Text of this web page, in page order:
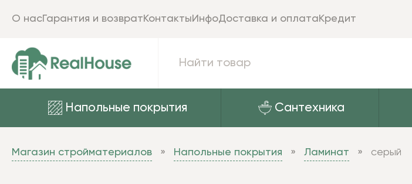
Напольные покрытия Сантехника
О насГарантия и возвратКонтактыИнфоДоставка и оплатаКредит
Магазин стройматериалов Напольные покрытия Ламинат серый